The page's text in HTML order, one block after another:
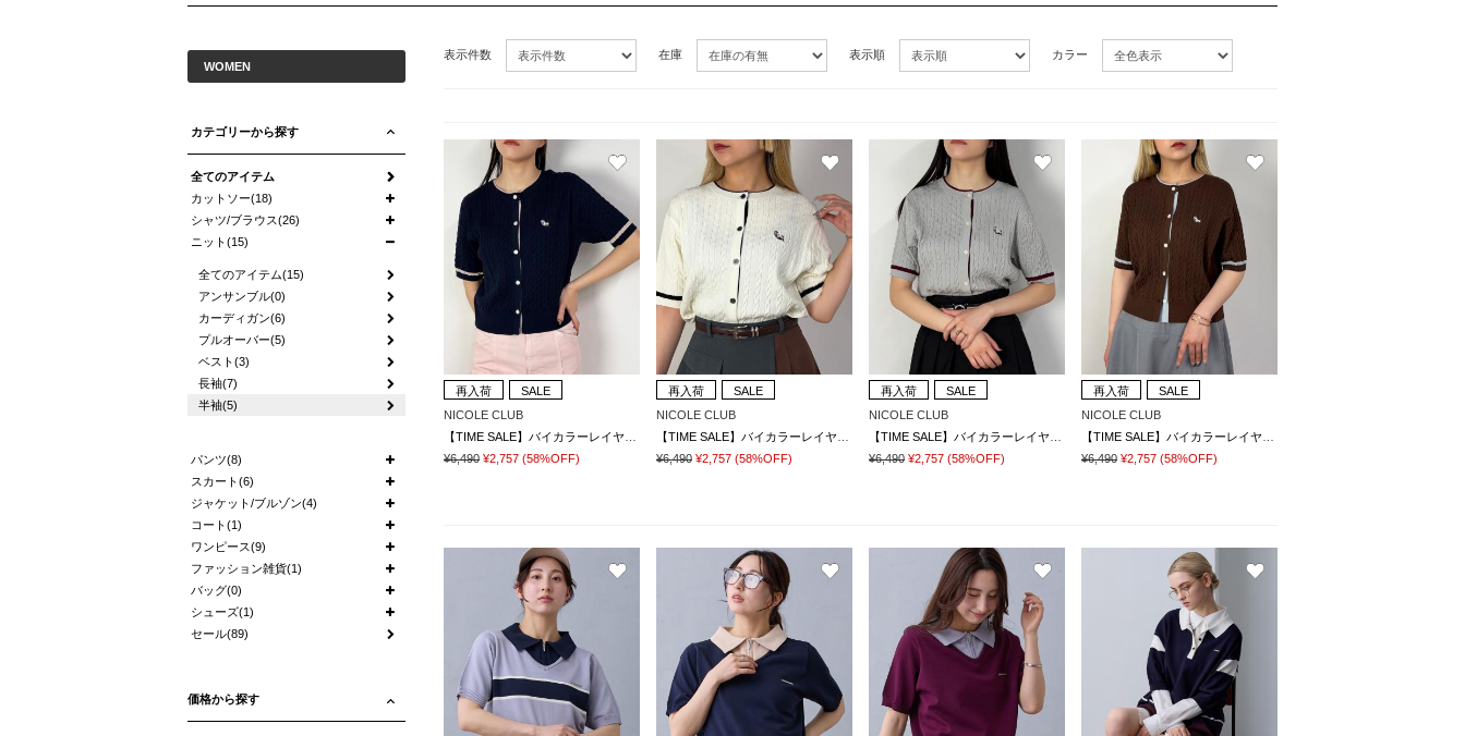
表示件数 在庫 表示順 カラー
再入荷
SALE
NICOLE CLUB
¥6,490 ¥2,757 (58%OFF)
再入荷
SALE
NICOLE CLUB
¥6,490 ¥2,757 (58%OFF)
再入荷
SALE
NICOLE CLUB
¥6,490 ¥2,757 (58%OFF)
再入荷
SALE
NICOLE CLUB
¥6,490 ¥2,757 (58%OFF)
WOMEN
カテゴリーから探す
全てのアイテム
カットソー(18)
シャツ/ブラウス(26)
ニット(15)
全てのアイテム(15)
アンサンブル(0)
カーディガン(6)
プルオーバー(5)
ベスト(3)
長袖(7)
半袖(5)
パンツ(8)
スカート(6)
ジャケット/ブルゾン(4)
コート(1)
ワンピース(9)
ファッション雑貨(1)
バッグ(0)
シューズ(1)
セール(89)
価格から探す